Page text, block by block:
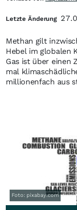
Methan gilt
Hebel im globalen
Gas ist über einen
mal
millionenfach aus
Foto: pixabay.com
Letzte Änderung